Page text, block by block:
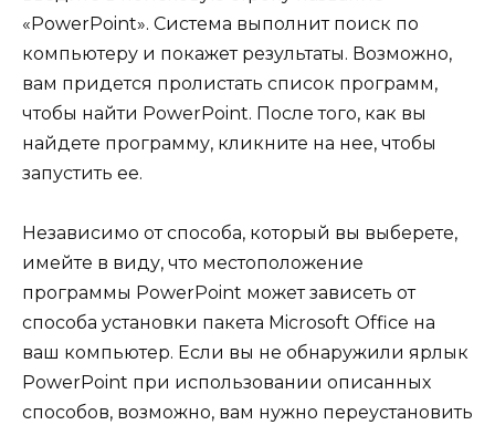
«PowerPoint». Система выполнит поиск по
компьютеру и покажет результаты. Возможно,
вам придется пролистать список программ,
чтобы найти PowerPoint. После того, как вы
найдете программу, кликните на нее, чтобы
запустить ее.
Независимо от способа, который вы выберете,
имейте в виду, что местоположение
программы PowerPoint может зависеть от
способа установки пакета Microsoft Office на
ваш компьютер. Если вы не обнаружили ярлык
PowerPoint при использовании описанных
способов, возможно, вам нужно переустановить